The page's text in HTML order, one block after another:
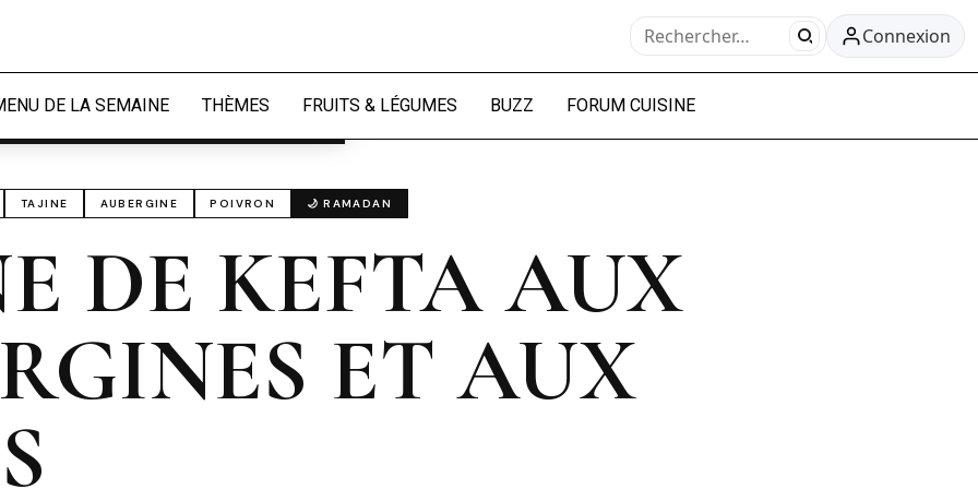
et mesurer l'audience. Connexion
DE LA SEMAINE THÈMES FRUITS & LÉGUMES BUZZ FORUM CUISINE
TAJINE AUBERGINE POIVRON 🌙 RAMADAN
DE KEFTA AUX
ET AUX